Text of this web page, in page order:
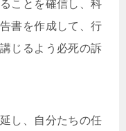
ことを確信し、科
書を作成して、行
じるよう必死の訴
し、自分たちの任